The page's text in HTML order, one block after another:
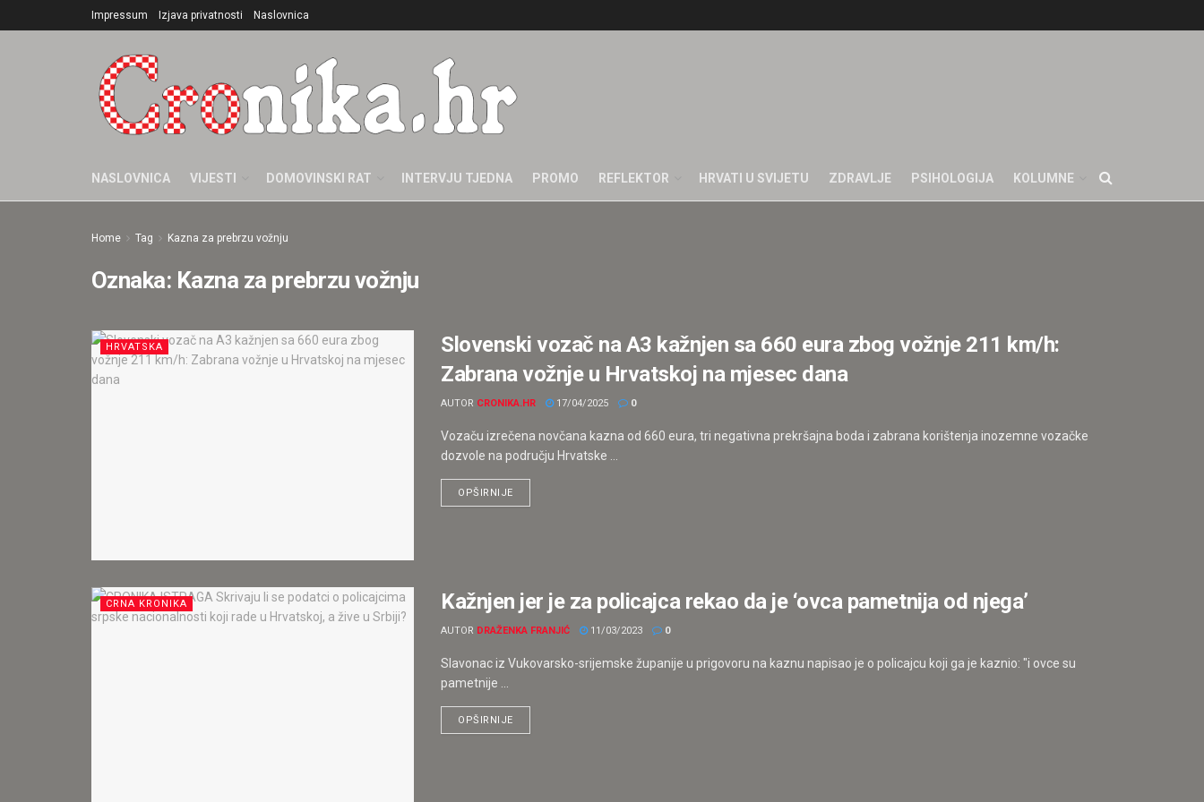
Impressum Izjava privatnosti Naslovnica
NASLOVNICA VIJESTI DOMOVINSKI RAT INTERVJU TJEDNA PROMO REFLEKTOR HRVATI U SVIJETU ZDRAVLJE PSIHOLOGIJA KOLUMNE
Home Tag Kazna za prebrzu vožnju
Oznaka: Kazna za prebrzu vožnju
HRVATSKA
Slovenski vozač na A3 kažnjen sa 660 eura zbog vožnje 211 km/h:
Zabrana vožnje u Hrvatskoj na mjesec dana
AUTOR CRONIKA.HR 17/04/2025 0
Vozaču izrečena novčana kazna od 660 eura, tri negativna prekršajna boda i zabrana korištenja inozemne vozačke
dozvole na području Hrvatske ...
OPŠIRNIJE
CRNA KRONIKA Kažnjen jer je za policajca rekao da je ‘ovca pametnija od njega’
AUTOR DRAŽENKA FRANJIĆ 11/03/2023 0
Slavonac iz Vukovarsko-srijemske županije u prigovoru na kaznu napisao je o policajcu koji ga je kaznio: "i ovce su
pametnije ...
OPŠIRNIJE